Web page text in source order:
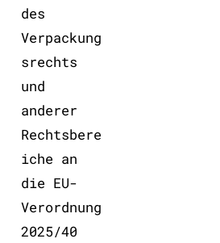
des
Verpackung
srechts
und
anderer
Rechtsbere
iche an
die EU-
Verordnung
2025/40